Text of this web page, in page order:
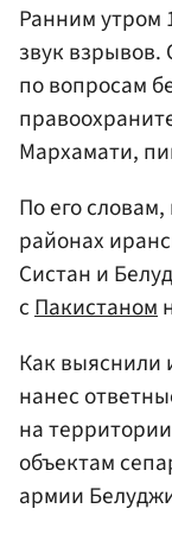
Ранним утром
звук
по вопросам
Мархамати,
По его
районах
Систан и
сПакистаном
Как выяснили
нанес
на
объектам
армии